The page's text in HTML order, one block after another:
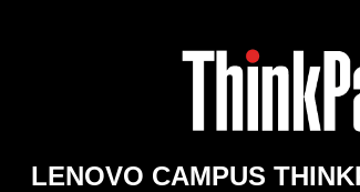
LENOVO CAMPUS